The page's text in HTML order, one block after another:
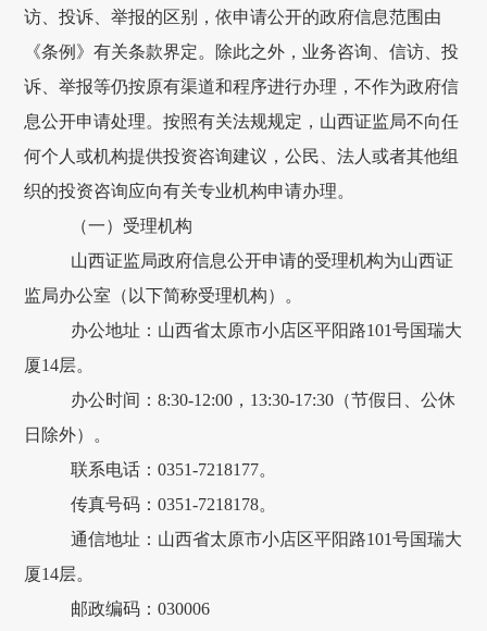
访、投诉、举报的区别，依申请公开的政府信息范围由
《条例》有关条款界定。除此之外，业务咨询、信访、投
诉、举报等仍按原有渠道和程序进行办理，不作为政府信
息公开申请处理。按照有关法规规定，山西证监局不向任
何个人或机构提供投资咨询建议，公民、法人或者其他组
织的投资咨询应向有关专业机构申请办理。
（一）受理机构
山西证监局政府信息公开申请的受理机构为山西证
监局办公室（以下简称受理机构）。
办公地址： 山西省太原市小店区平阳路101号国瑞大
厦14层。
办公时间 ：8:30-12:00，13:30-17:30（节假日、公休
日除外）。
联系电话：0351-7218177。
传真号码：0351-7218178。
通信地址： 山西省太原市小店区平阳路101号国瑞大
厦14层。
邮政编码：030006